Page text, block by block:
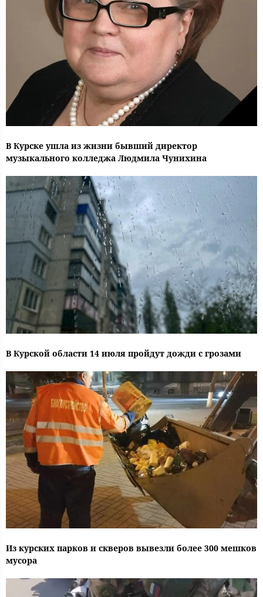
В Курске ушла из жизни бывший директор
музыкального колледжа Людмила Чунихина
В Курской области 14 июля пройдут дожди с грозами
Из курских парков и скверов вывезли более 300 мешков
мусора